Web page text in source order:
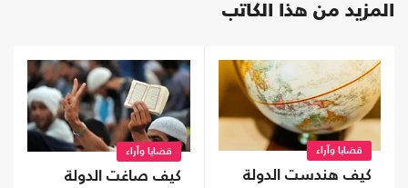
المزيد من هذا الكاتب
قضايا وآراء
كيف هندست الدولة
قضايا وآراء
كيف صاغت الدولة